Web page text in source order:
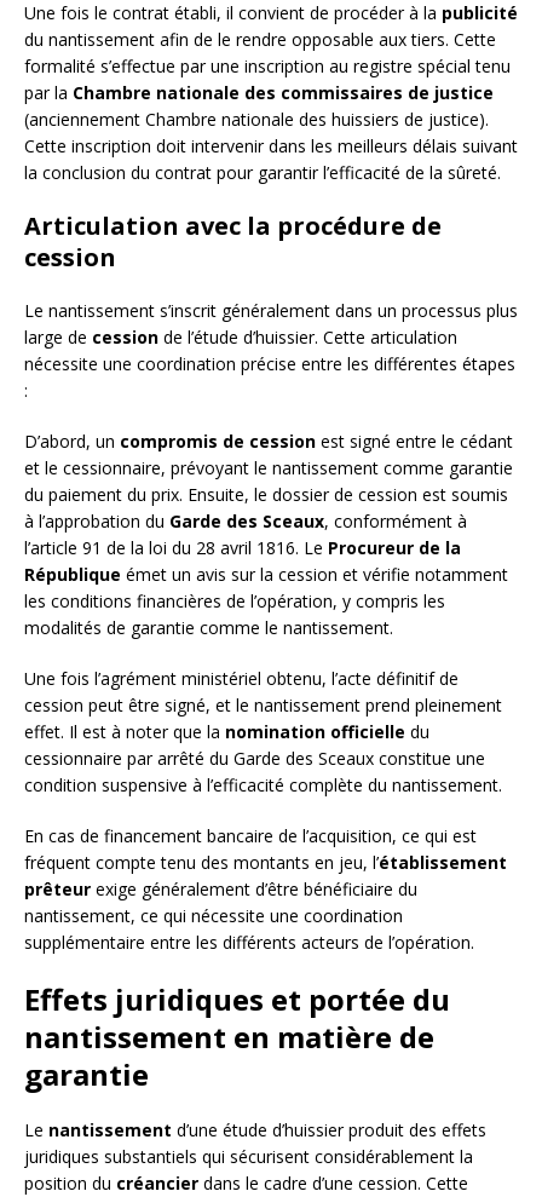
Une fois le contrat établi, il convient de procéder à la publicité
du nantissement afin de le rendre opposable aux tiers. Cette
formalité s’effectue par une inscription au registre spécial tenu
par la Chambre nationale des commissaires de justice
(anciennement Chambre nationale des huissiers de justice).
Cette inscription doit intervenir dans les meilleurs délais suivant
la conclusion du contrat pour garantir l’efficacité de la sûreté.
Articulation avec la procédure de
cession
Le nantissement s’inscrit généralement dans un processus plus
large de cession de l’étude d’huissier. Cette articulation
nécessite une coordination précise entre les différentes étapes
:
D’abord, un compromis de cession est signé entre le cédant
et le cessionnaire, prévoyant le nantissement comme garantie
du paiement du prix. Ensuite, le dossier de cession est soumis
à l’approbation du Garde des Sceaux, conformément à
l’article 91 de la loi du 28 avril 1816. Le Procureur de la
République émet un avis sur la cession et vérifie notamment
les conditions financières de l’opération, y compris les
modalités de garantie comme le nantissement.
Une fois l’agrément ministériel obtenu, l’acte définitif de
cession peut être signé, et le nantissement prend pleinement
effet. Il est à noter que la nomination officielle du
cessionnaire par arrêté du Garde des Sceaux constitue une
condition suspensive à l’efficacité complète du nantissement.
En cas de financement bancaire de l’acquisition, ce qui est
fréquent compte tenu des montants en jeu, l’établissement
prêteur exige généralement d’être bénéficiaire du
nantissement, ce qui nécessite une coordination
supplémentaire entre les différents acteurs de l’opération.
Effets juridiques et portée du
nantissement en matière de
garantie
Le nantissement d’une étude d’huissier produit des effets
juridiques substantiels qui sécurisent considérablement la
position du créancier dans le cadre d’une cession. Cette